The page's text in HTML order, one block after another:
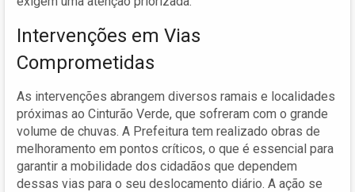
Intervenções em Vias
Comprometidas
As intervenções abrangem diversos ramais e localidades
próximas ao Cinturão Verde, que sofreram com o grande
volume de chuvas. A Prefeitura tem realizado obras de
melhoramento em pontos críticos, o que é essencial para
garantir a mobilidade dos cidadãos que dependem
dessas vias para o seu deslocamento diário. A ação se